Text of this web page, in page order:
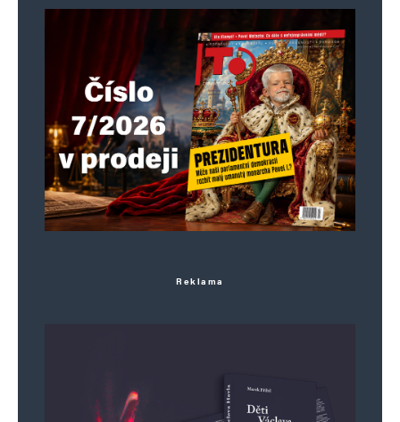
E-mail* Webová stránka
Uložit do prohlížeče jméno, e-mail a webovou stránku pro budoucí
Reklama